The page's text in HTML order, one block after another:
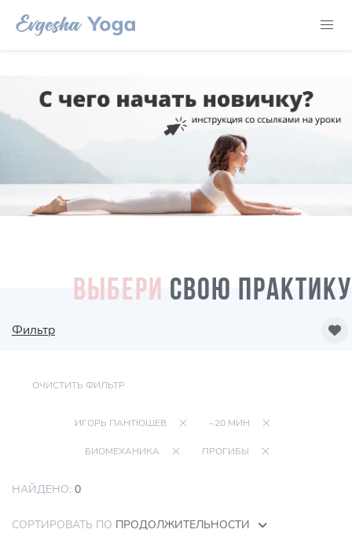
ВЫБЕРИ СВОЮ ПРАКТИКУ
Фильтр
ОЧИСТИТЬ ФИЛЬТР
ИГОРЬ ПАНТЮШЕВ ~20 МИН
БИОМЕХАНИКА ПРОГИБЫ
НАЙДЕНО: 0
СОРТИРОВАТЬ ПО ПРОДОЛЖИТЕЛЬНОСТИ